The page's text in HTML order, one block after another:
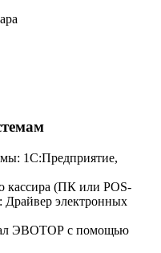
1С:Предприятие,
кассира (ПК или POS-
электронных
ЭВОТОР с помощью